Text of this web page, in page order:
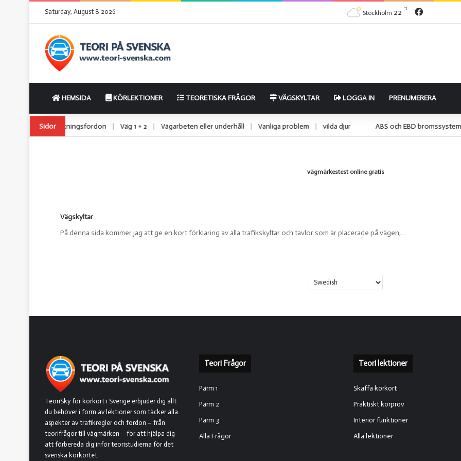
Saturday, August 8 2026 Stockholm 22 ℃ Facebook
HEMSIDA KÖRLEKTIONER TEORETISKA FRÅGOR VÄGSKYLTAR LOGGA IN PRENUMERERA
Sidor
lätta lastbilar | Utryckningsfordon | Väg 1 + 2 | Vägarbeten eller underhåll | Vanliga problem | vilda djur ABS och EBD
vägmärkestest online gratis
Vägskyltar
På denna sida kommer jag att ge en kort förklaring av alla trafikskyltar och tavlor som är placerade på vägen,…
TeoriSky för körkort i Sverige erbjuder dig allt
du behöver i form av lektioner som täcker alla
aspekter av trafikregler och fordon – från
teorifrågor till vägmärken – för att hjälpa dig
att förbereda dig inför teoristudierna för det
svenska körkortet.
Teori Frågor
Pärm 1
Pärm 2
Pärm 3
Alla Frågor
Teori lektioner
Skaffa körkort
Praktiskt körprov
Interiör funktioner
Alla lektioner